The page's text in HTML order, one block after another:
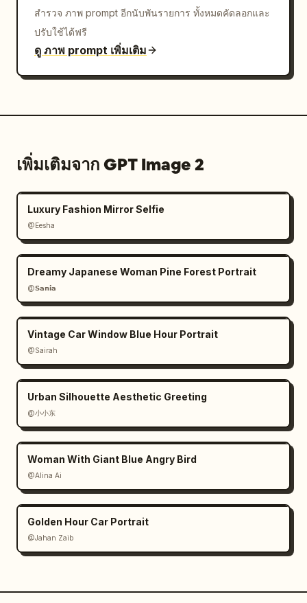
สำรวจ ภาพ prompt อีกนับพันรายการ ทั้งหมดคัดลอกและ
ปรับใช้ได้ฟรี
ดู ภาพ prompt เพิ่มเติม
เพิ่มเติมจาก GPT Image 2
Luxury Fashion Mirror Selfie
@Eesha
Dreamy Japanese Woman Pine Forest Portrait
@𝗦𝗮𝗻𝗶𝗮
Vintage Car Window Blue Hour Portrait
@Sairah
Urban Silhouette Aesthetic Greeting
@小小东
Woman With Giant Blue Angry Bird
@Alina Ai
Golden Hour Car Portrait
@Jahan Zaib